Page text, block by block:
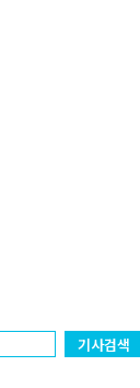
기사검색